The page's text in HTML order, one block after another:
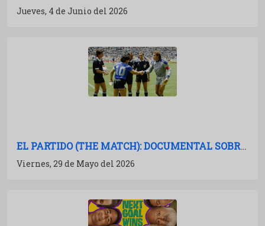
Jueves, 4 de Junio del 2026
EL PARTIDO (THE MATCH): DOCUMENTAL SOBRE ARGENTINA-INGLATERRA EN EL MUNDIAL 86
Viernes, 29 de Mayo del 2026